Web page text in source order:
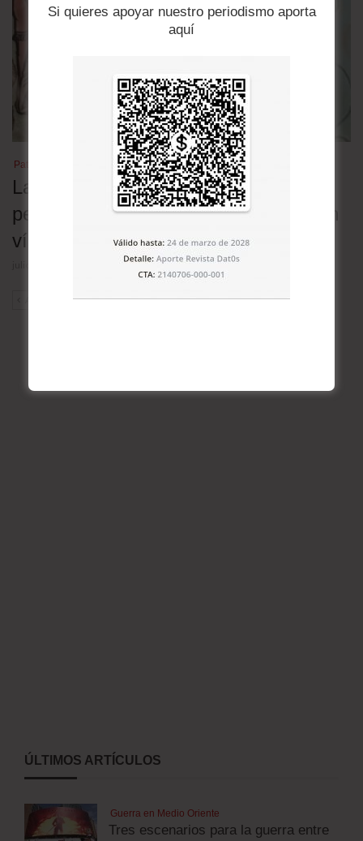
Patrimonio cultural
Las lenguas nativas en Bolivia en
peligro: 30 de las 36 oficiales están en
vías de extinción
ÚLTIMOS ARTÍCULOS
Guerra en Medio Oriente
Tres escenarios para la guerra entre
Si quieres apoyar nuestro periodismo aporta
aquí